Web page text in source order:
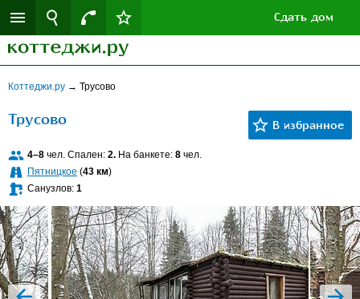
Сдать дом
Коттеджи.ру → Трусово
Трусово
4–8 чел. Спален: 2. На банкете: 8 чел.
Пятницкое (43 км)
Санузлов: 1